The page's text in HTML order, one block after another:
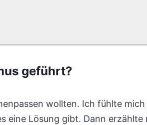
geführt?
wollten. Ich fühlte
eine Lösung gibt. Dann erzählte